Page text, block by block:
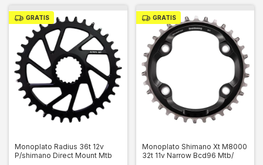
GRATIS
Monoplato Radius 36t 12v
P/shimano Direct Mount Mtb
GRATIS
Monoplato Shimano Xt M8000
32t 11v Narrow Bcd96 Mtb/